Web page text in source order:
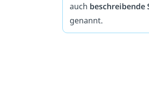
auch beschreibende
genannt.